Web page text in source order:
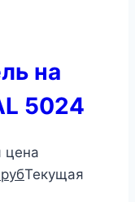
на
5024
цена
рубТекущая